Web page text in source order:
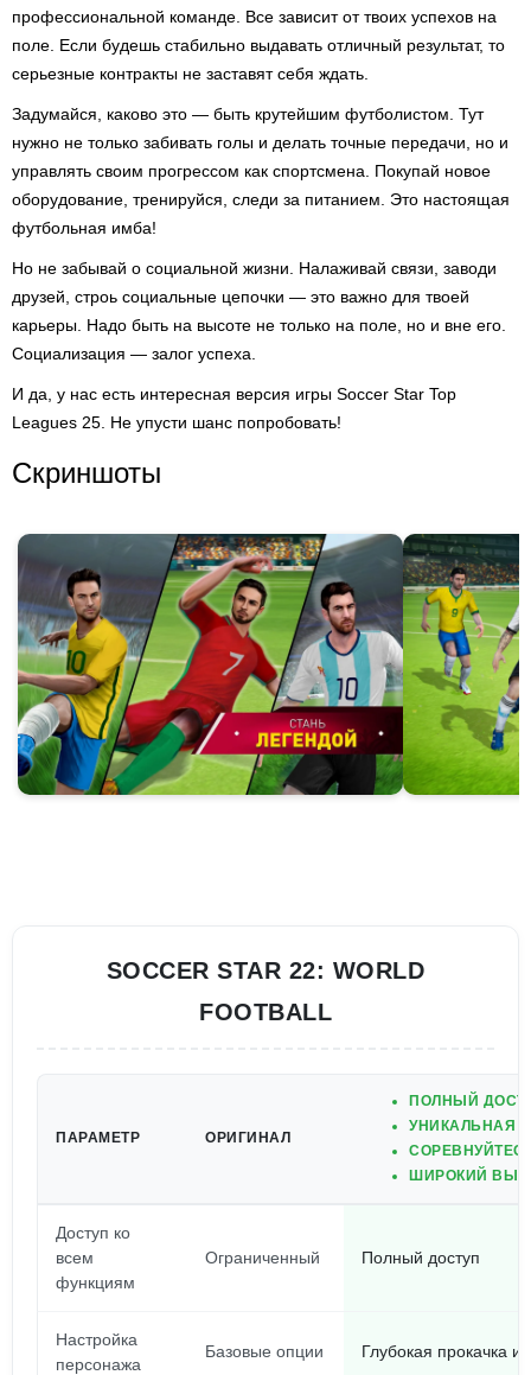
профессиональной команде. Все зависит от твоих успехов на
поле. Если будешь стабильно выдавать отличный результат, то
серьезные контракты не заставят себя ждать.
Задумайся, каково это — быть крутейшим футболистом. Тут
нужно не только забивать голы и делать точные передачи, но и
управлять своим прогрессом как спортсмена. Покупай новое
оборудование, тренируйся, следи за питанием. Это настоящая
футбольная имба!
Но не забывай о социальной жизни. Налаживай связи, заводи
друзей, строь социальные цепочки — это важно для твоей
карьеры. Надо быть на высоте не только на поле, но и вне его.
Социализация — залог успеха.
И да, у нас есть интересная версия игры Soccer Star Top
Leagues 25. Не упусти шанс попробовать!
Скриншоты
SOCCER STAR 22: WORLD
FOOTBALL
ПАРАМЕТР ОРИГИНАЛ
ПОЛНЫЙ
УНИКАЛЬНАЯ
ШИРОКИЙ
Доступ ко
всем
функциям
Ограниченный Полный доступ
Настройка
персонажа
Базовые опции Глубокая прокачка и